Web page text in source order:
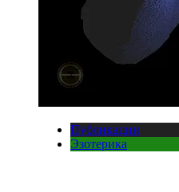
Публикации
Эзотерика